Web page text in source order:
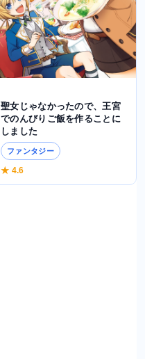
聖女じゃなかったので、王宮
でのんびりご飯を作ることに
しました
ファンタジー
★ 4.6